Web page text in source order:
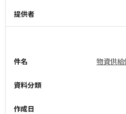
提供者
件名 物資供給
資料分類
作成日